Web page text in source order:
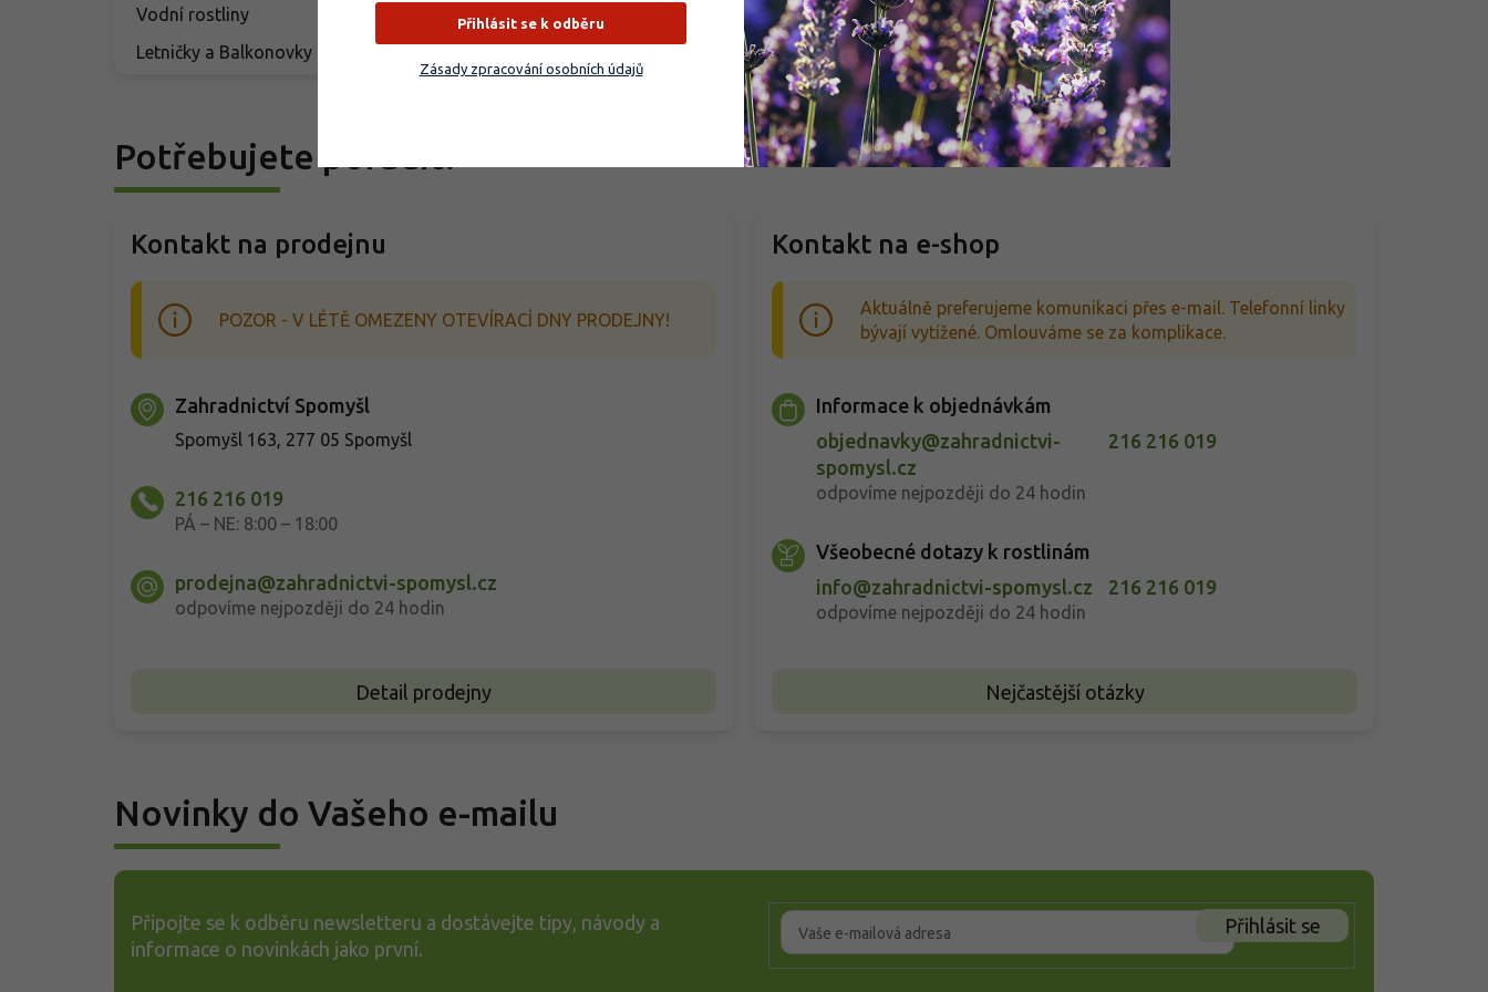
Vodní rostliny
Letničky a Balkonovky
Potřebujete poradit?
Kontakt na prodejnu
POZOR - V LÉTĚ OMEZENY OTEVÍRACÍ DNY PRODEJNY!
Zahradnictví Spomyšl
Spomyšl 163, 277 05 Spomyšl
216 216 019
PÁ – NE: 8:00 – 18:00
prodejna@zahradnictvi-spomysl.cz
odpovíme nejpozději do 24 hodin
Detail prodejny
Kontakt na e-shop
Aktuálně preferujeme komunikaci přes e-mail. Telefonní linky
bývají vytížené. Omlouváme se za komplikace.
Informace k objednávkám
objednavky@zahradnictvi-
spomysl.cz
odpovíme nejpozději do 24 hodin
216 216 019
Všeobecné dotazy k rostlinám
info@zahradnictvi-spomysl.cz
odpovíme nejpozději do 24 hodin
216 216 019
Nejčastější otázky
Novinky do Vašeho e-mailu
Připojte se k odběru newsletteru a dostávejte tipy, návody a
informace o novinkách jako první.
Přihlásit se
Přihlásit se k odběru
Zásady zpracování osobních údajů